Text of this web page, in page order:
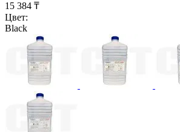
15 384 ₸
Цвет:
Black